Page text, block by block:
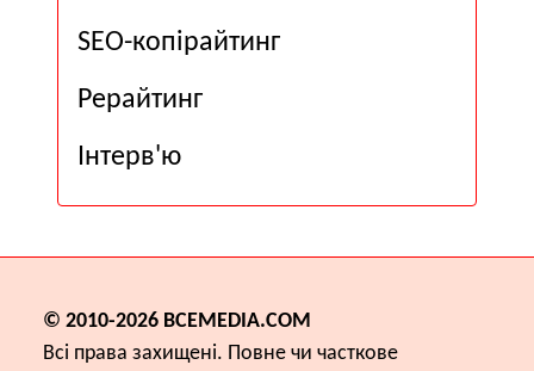
SEO-копірайтинг
Рерайтинг
Інтерв'ю
© 2010-2026 ВСЕМЕDІА.COM
Всі права захищені. Повне чи часткове